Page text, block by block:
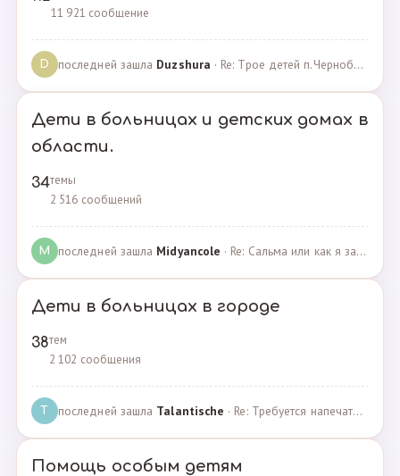
11 921 сообщение
D последней зашла Duzshura · Re: Трое детей п.Черноборский Чесменский район. · 27.06.2024
Дети в больницах и детских домах в
области.
34темы
2 516 сообщений
M последней зашла Midyancole · Re: Сальма или как я захотела помочь взросым сиротам · 16.12.2019
Дети в больницах в городе
38тем
2 102 сообщения
T последней зашла Talantische · Re: Требуется напечатать бейджики · 09.02.2024
Помощь особым детям